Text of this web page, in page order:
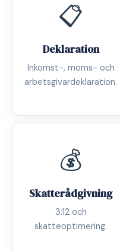
📋
Deklaration
Inkomst-, moms- och
arbetsgivardeklaration.
💰
Skatterådgivning
3:12 och
skatteoptimering.